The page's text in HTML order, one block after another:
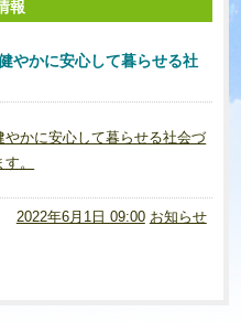
報
やかに安心して暮らせる社
かに安心して暮らせる社会づ
。
2022年6月1日 09:00 お知らせ